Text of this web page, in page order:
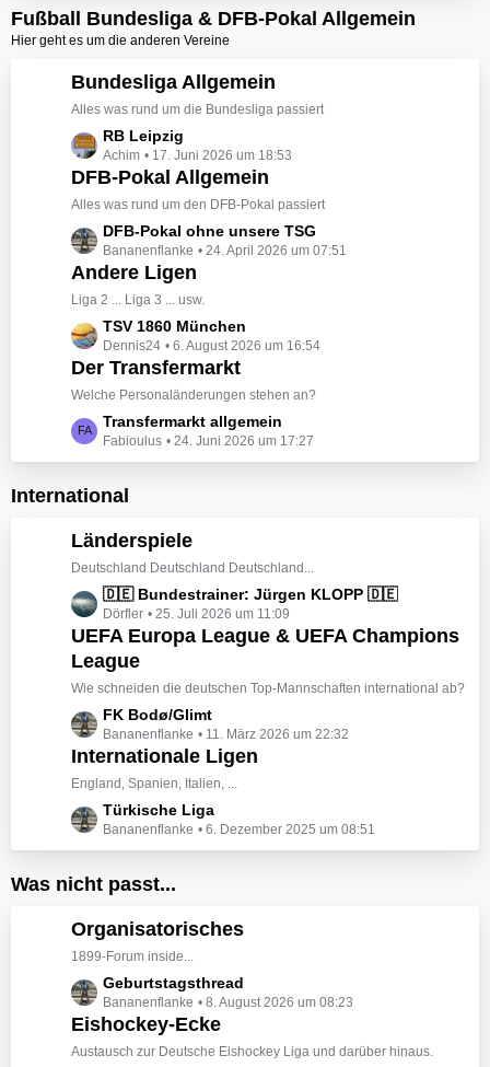
g
e
i
t
ä
g
e
z
B
i
t
ä
g
e
Fußball Bundesliga & DFB-Pokal Allgemein
Hier geht es um die anderen Vereine
Bundesliga Allgemein
Alles was rund um die Bundesliga passiert
L
e
t
z
e
B
t
ä
g
e
RB Leipzig
Achim 17. Juni 2026 um 18:53
DFB-Pokal Allgemein
Alles was rund um den DFB-Pokal passiert
L
e
t
z
e
B
t
g
DFB-Pokal ohne unsere TSG
Bananenflanke 24. April 2026 um 07:51
Andere Ligen
Liga 2 ... Liga 3 ... usw.
L
e
t
z
e
i
r
ä
g
e
TSV 1860 München
Dennis24 6. August 2026 um 16:54
Der Transfermarkt
Welche Personaländerungen stehen an?
L
e
t
z
e
B
e
i
t
r
ä
g
Transfermarkt allgemein
Fabioulus 24. Juni 2026 um 17:27
International
Länderspiele
Deutschland Deutschland Deutschland...
L
e
t
z
t
B
e
t
r
ä
e
🇩🇪 Bundestrainer: Jürgen KLOPP 🇩🇪
Dörfler 25. Juli 2026 um 11:09
UEFA Europa League & UEFA Champions
League
Wie schneiden die deutschen Top-Mannschaften international ab?
L
e
z
e
i
r
ä
g
e
FK Bodø/Glimt
Bananenflanke 11. März 2026 um 22:32
Internationale Ligen
England, Spanien, Italien, ...
L
e
t
z
e
B
e
i
t
r
ä
Türkische Liga
Bananenflanke 6. Dezember 2025 um 08:51
Was nicht passt...
Organisatorisches
1899-Forum inside...
L
e
t
z
Geburtstagsthread
Bananenflanke 8. August 2026 um 08:23
Eishockey-Ecke
Austausch zur Deutsche Eishockey Liga und darüber hinaus.